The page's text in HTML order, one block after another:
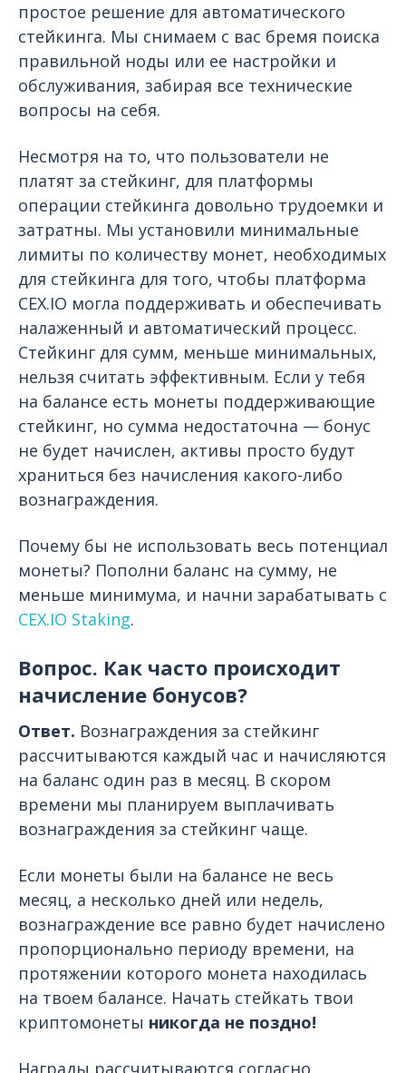
простое решение для автоматического
стейкинга. Мы снимаем с вас бремя поиска
правильной ноды или ее настройки и
обслуживания, забирая все технические
вопросы на себя.
Несмотря на то, что пользователи не
платят за стейкинг, для платформы
операции стейкинга довольно трудоемки и
затратны. Мы установили минимальные
лимиты по количеству монет, необходимых
для стейкинга для того, чтобы платформа
CEX.IO могла поддерживать и обеспечивать
налаженный и автоматический процесс.
Стейкинг для сумм, меньше минимальных,
нельзя считать эффективным. Если у тебя
на балансе есть монеты поддерживающие
стейкинг, но сумма недостаточна — бонус
не будет начислен, активы просто будут
храниться без начисления какого-либо
вознаграждения.
Почему бы не использовать весь потенциал
монеты? Пополни баланс на сумму, не
меньше минимума, и начни зарабатывать с
CEX.IO Staking.
Вопрос. Как часто происходит
начисление бонусов?
Ответ. Вознаграждения за стейкинг
рассчитываются каждый час и начисляются
на баланс один раз в месяц. В скором
времени мы планируем выплачивать
вознаграждения за стейкинг чаще.
Если монеты были на балансе не весь
месяц, а несколько дней или недель,
вознаграждение все равно будет начислено
пропорционально периоду времени, на
протяжении которого монета находилась
на твоем балансе. Начать стейкать твои
криптомонеты никогда не поздно!
Награды рассчитываются согласно